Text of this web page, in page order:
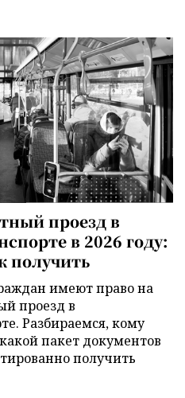
проезд в
в 2026 году:
получить
имеют право на
проезд в
Разбираемся, кому
пакет документов
получить